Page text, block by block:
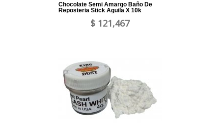
Chocolate Semi Amargo Baño De
Reposteria Stick Aguila X 10k
$ 121,467